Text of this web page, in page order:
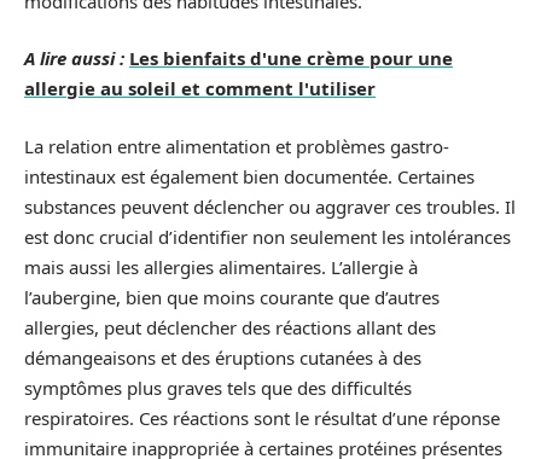
A lire aussi : Les bienfaits d'une crème pour une
allergie au soleil et comment l'utiliser
La relation entre alimentation et problèmes gastro-
intestinaux est également bien documentée. Certaines
substances peuvent déclencher ou aggraver ces troubles. Il
est donc crucial d’identifier non seulement les intolérances
mais aussi les allergies alimentaires. L’allergie à
l’aubergine, bien que moins courante que d’autres
allergies, peut déclencher des réactions allant des
démangeaisons et des éruptions cutanées à des
symptômes plus graves tels que des difficultés
respiratoires. Ces réactions sont le résultat d’une réponse
immunitaire inappropriée à certaines protéines présentes